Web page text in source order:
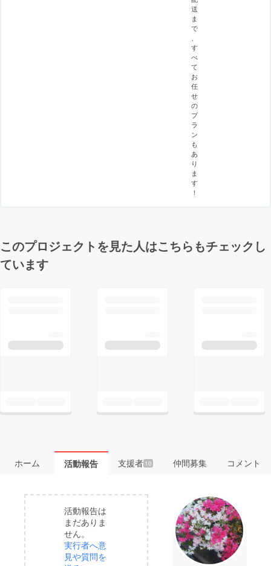
送
ま
で
す
べ
て
お
任
せ
の
プ
ラ
ン
も
あ
り
ま
す
！
このプロジェクトを見た人はこちらもチェックし
ています
ホーム 活動報告 支援者 10 仲間募集 コメント
活動報告は
まだありま
せん。
実行者へ意
見や質問を